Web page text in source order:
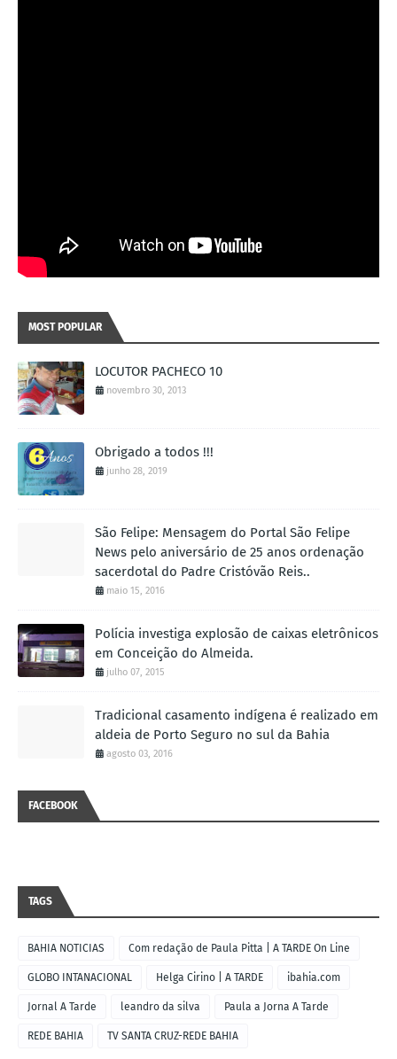
MOST POPULAR
LOCUTOR PACHECO 10
novembro 30, 2013
Obrigado a todos !!!
junho 28, 2019
São Felipe: Mensagem do Portal São Felipe
News pelo aniversário de 25 anos ordenação
sacerdotal do Padre Cristóvão Reis..
maio 15, 2016
Polícia investiga explosão de caixas eletrônicos
em Conceição do Almeida.
julho 07, 2015
Tradicional casamento indígena é realizado em
aldeia de Porto Seguro no sul da Bahia
agosto 03, 2016
FACEBOOK
TAGS
BAHIA NOTICIAS Com redação de Paula Pitta | A TARDE On Line
GLOBO INTANACIONAL Helga Cirino | A TARDE ibahia.com
Jornal A Tarde leandro da silva Paula a Jorna A Tarde
REDE BAHIA TV SANTA CRUZ-REDE BAHIA